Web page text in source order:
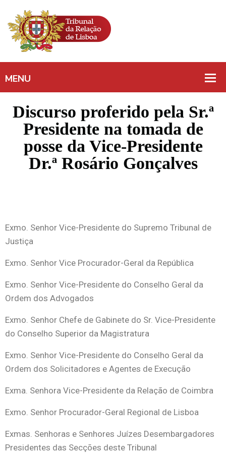
Discurso proferido pela Sr.ª
Presidente na tomada de
posse da Vice-Presidente
Dr.ª Rosário Gonçalves
Exmo. Senhor Vice-Presidente do Supremo Tribunal de
Justiça
Exmo. Senhor Vice Procurador-Geral da República
Exmo. Senhor Vice-Presidente do Conselho Geral da
Ordem dos Advogados
Exmo. Senhor Chefe de Gabinete do Sr. Vice-Presidente
do Conselho Superior da Magistratura
Exmo. Senhor Vice-Presidente do Conselho Geral da
Ordem dos Solicitadores e Agentes de Execução
Exma. Senhora Vice-Presidente da Relação de Coimbra
Exmo. Senhor Procurador-Geral Regional de Lisboa
Exmas. Senhoras e Senhores Juízes Desembargadores
Presidentes das Secções deste Tribunal